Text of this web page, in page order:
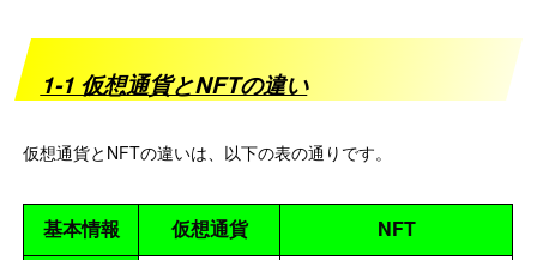
1-1 仮想通貨とNFTの違い
仮想通貨とNFTの違いは、以下の表の通りです。
基本情報 仮想通貨
NFT